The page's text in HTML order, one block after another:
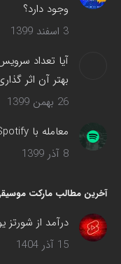
وجود دارد؟
3 اسفند 1399
آیا تعداد
بهتر آن اثر
26 بهمن 1399
معامله با Spotify
8 آذر 1399
آخرین مطالب مارکت
درآمد از
15 آذر 1404